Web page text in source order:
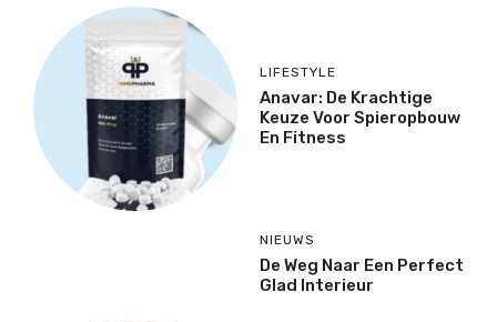
LIFESTYLE
Anavar: De Krachtige
Keuze Voor Spieropbouw
En Fitness
NIEUWS
De Weg Naar Een Perfect
Glad Interieur